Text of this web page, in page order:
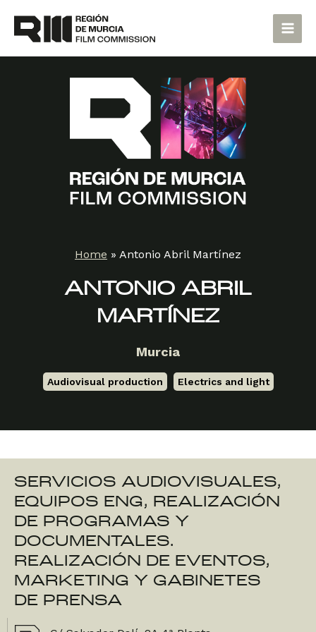
content
Main
Home » Antonio Abril Martínez
ANTONIO ABRIL
MARTÍNEZ
Murcia
Audiovisual production Electrics and light
SERVICIOS AUDIOVISUALES,
EQUIPOS ENG, REALIZACIÓN
DE PROGRAMAS Y
DOCUMENTALES.
REALIZACIÓN DE EVENTOS,
MARKETING Y GABINETES
DE PRENSA